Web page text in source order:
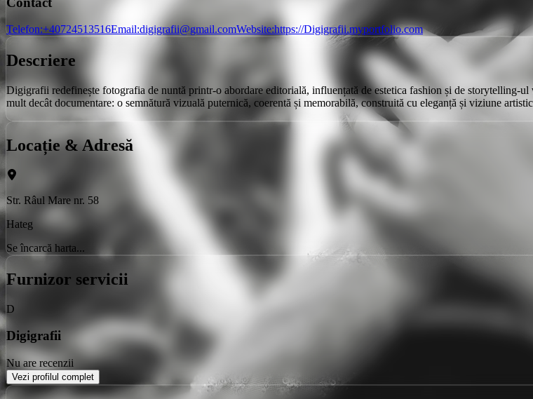
Telefon:+40724513516Email:digigrafii@gmail.comWebsite:https://Digigrafii.myportfolio.com
Descriere
Digigrafii redefinește fotografia de nuntă printr-o abordare editorială, influențată de estetica fashion și de storytelling-
mult decât documentare: o semnătură vizuală puternică, coerentă și memorabilă, construită cu eleganță și viziune
Locație & Adresă
Str. Râul Mare nr. 58
Hateg
Se încarcă harta...
Furnizor servicii
D
Digigrafii
Nu are recenzii
Vezi profilul complet